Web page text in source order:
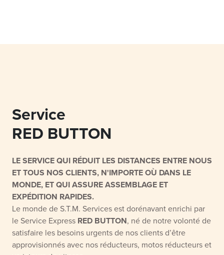
Service
RED BUTTON
LE SERVICE QUI RÉDUIT LES DISTANCES ENTRE NOUS
ET TOUS NOS CLIENTS, N'IMPORTE OÙ DANS LE
MONDE, ET QUI ASSURE ASSEMBLAGE ET
EXPÉDITION RAPIDES.
Le monde de S.T.M. Services est dorénavant enrichi par
le Service Express RED BUTTON, né de notre volonté de
satisfaire les besoins urgents de nos clients d’être
approvisionnés avec nos réducteurs, motos réducteurs et